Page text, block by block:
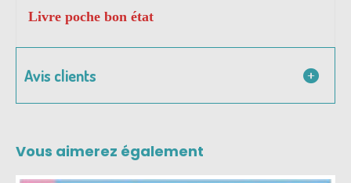
Livre poche bon état
Avis clients
Vous aimerez également